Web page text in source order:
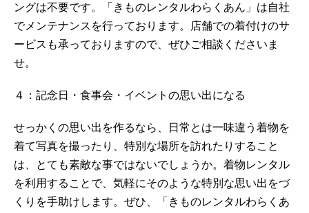
ングは不要です。「きものレンタルわらくあん」は自社
でメンテナンスを行っております。店舗での着付けのサ
ービスも承っておりますので、ぜひご相談くださいま
せ。
４：記念日・食事会・イベントの思い出になる
せっかくの思い出を作るなら、日常とは一味違う着物を
着て写真を撮ったり、特別な場所を訪れたりすること
は、とても素敵な事ではないでしょうか。着物レンタル
を利用することで、気軽にそのような特別な思い出をづ
くりを手助けします。ぜひ、「きものレンタルわらくあ